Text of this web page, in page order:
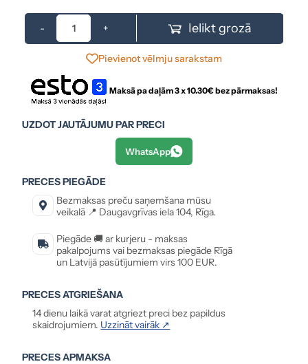
- + Ielikt grozā
Pievienot vēlmju sarakstam
Maksā pa daļām 3 x10.30€ bez pārmaksas!
UZDOT JAUTĀJUMU PAR PRECI
WhatsApp
PRECES PIEGĀDE
Bezmaksas preču saņemšana mūsu
veikalā 📍 Daugavgrīvas iela 104, Rīga.
Piegāde 🚚 ar kurjeru - maksas
pakalpojums vai bezmaksas piegāde Rīgā
un Latvijā pasūtījumiem virs 100 EUR.
PRECES ATGRIEŠANA
14 dienu laikā varat atgriezt preci bez papildus
skaidrojumiem. Uzzināt vairāk ↗
PRECES APMAKSA